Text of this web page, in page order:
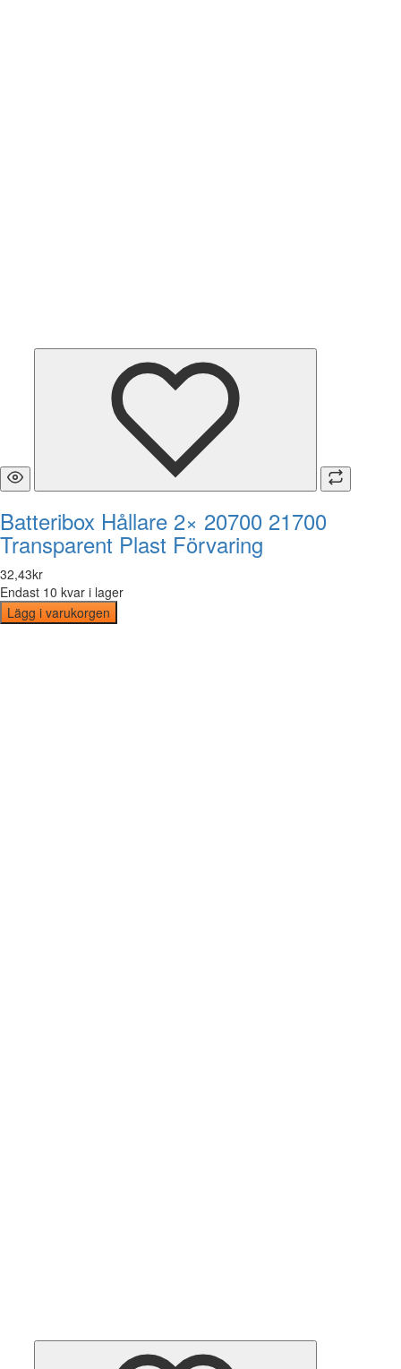
Batteribox Hållare 2× 20700 21700
Transparent Plast Förvaring
32,43kr
Endast 10 kvar i lager
Lägg i varukorgen